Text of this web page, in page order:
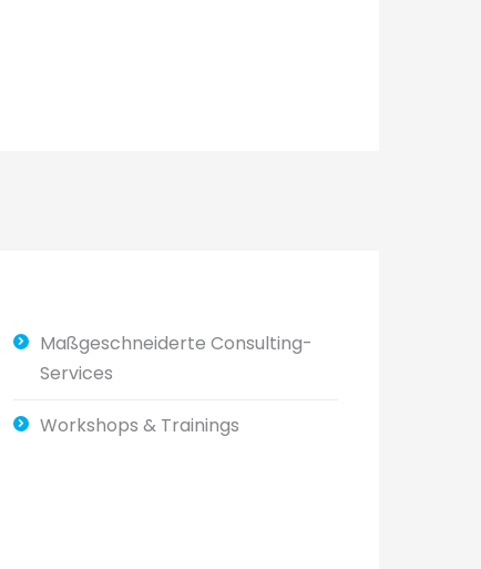
Maßgeschneiderte Consulting-
Services
Workshops & Trainings